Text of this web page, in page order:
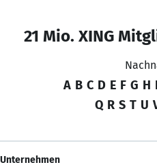
21 Mio. XING
A B C D E F G H
Q R S T U
Unternehmen